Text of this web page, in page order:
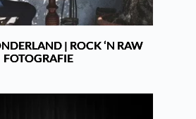
| ROCK ‘N RAW
FOTOGRAFIE